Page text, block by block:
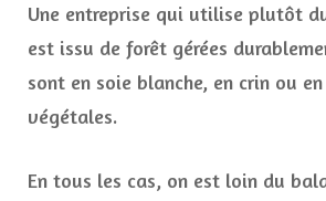
Une entreprise qui utilise plutôt
est issu de forêt gérées
sont en soie blanche, en crin ou
végétales.
En tous les cas, on est loin du